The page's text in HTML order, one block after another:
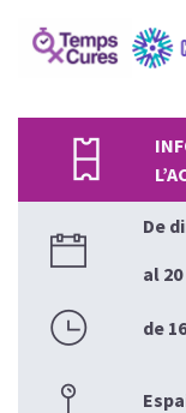
De
al
de